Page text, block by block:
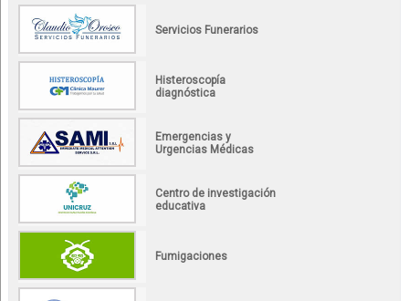
Servicios Funerarios
Histeroscopía
diagnóstica
Emergencias y
Urgencias Médicas
Centro de investigación
educativa
Fumigaciones